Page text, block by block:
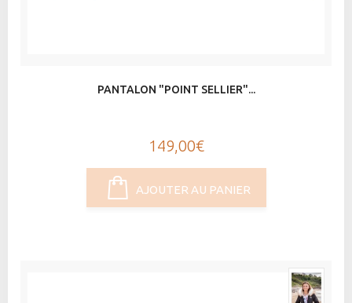
PANTALON "POINT SELLIER"...
149,00€
AJOUTER AU PANIER